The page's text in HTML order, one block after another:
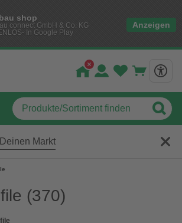
shop
connect GmbH & Co. KG
In Google Play
Anzeigen
Markt
(370)